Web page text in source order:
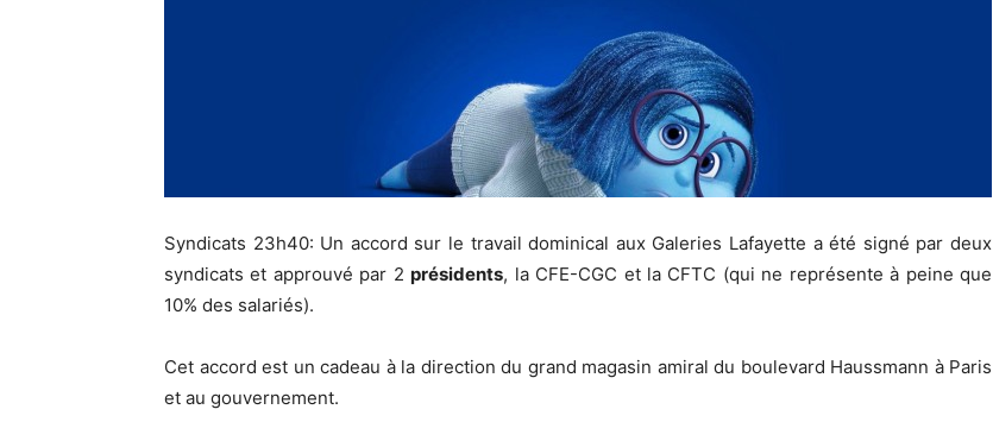
Syndicats 23h40: Un accord sur le travail dominical aux Galeries Lafayette a été signé par deux
syndicats et approuvé par 2présidents, la CFE-CGC et la CFTC (qui ne représente à peine que
10% des salariés).
Cet accord est un cadeau à la direction du grand magasin amiral du boulevard Haussmann à Paris
et au gouvernement.